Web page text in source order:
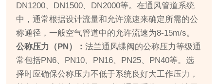
DN1200、DN1500、DN2000等。在通风管道系统
中，通常根据设计流量和允许流速来确定所需的公
称通径，一般空气管道中的允许流速为8-15m/s。
公称压力（PN）：法兰通风蝶阀的公称压力等级通
常包括PN6、PN10、PN16、PN25、PN40等。选
择时应确保公称压力不低于系统良好大工作压力，